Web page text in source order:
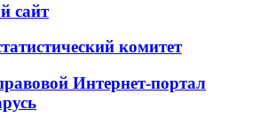
сайт
комитет
Интернет-портал